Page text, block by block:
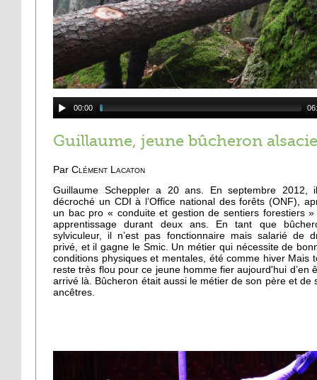
00:00
Guillaume, jeune bûcheron
Par Clément Lacaton
Guillaume Scheppler a 20 ans. En septembre 2012,
décroché un CDI à l’Office national des forêts (ONF),
un bac pro « conduite et gestion de sentiers forestiers »
apprentissage durant deux ans. En tant que
sylviculeur, il n’est pas fonctionnaire mais salarié de
privé, et il gagne le Smic. Un métier qui nécessite de
conditions physiques et mentales, été comme hiver Mais
reste très flou pour ce jeune homme fier aujourd'hui d’en
arrivé là. Bûcheron était aussi le métier de son père et de
ancêtres.